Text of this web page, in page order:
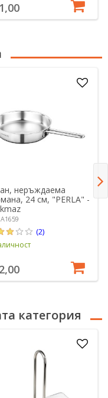
неръждаема
24 см, "PERLA" -
(2)
категория